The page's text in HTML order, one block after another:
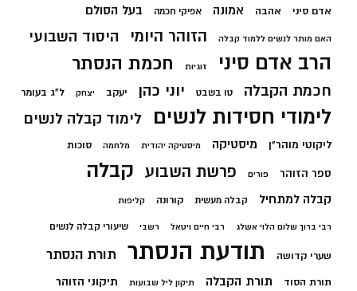
אדם סיני אהבה אמונה אפיקי חכמה בעל הסולם
האם מותר לנשים ללמוד קבלה הזוהר היומי היסוד השבועי
הרב אדם סיני זוגיות חכמת הנסתר
חכמת הקבלה טו בשבט יוני כהן יעקב יצחק ל"ג בעומר
לימודי חסידות לנשים לימוד קבלה לנשים
ליקוטי מוהר"ן מיסטיקה מיסטיקה יהודית מלחמה סוכות
ספר הזוהר פורים פרשת השבוע קבלה
קבלה למתחיל קבלה מעשית קורונה קליפות
רבי ברוך שלום הלוי אשלג רבי חיים ויטאל רשבי שיעורי קבלה לנשים
שערי קדושה תודעת הנסתר תורת הנסתר
תורת הסוד תורת הקבלה תיקון ליל שבועות תיקוני הזוהר